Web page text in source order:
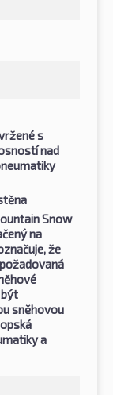
s
nad
Snow
na
že
být
sněhovou
a